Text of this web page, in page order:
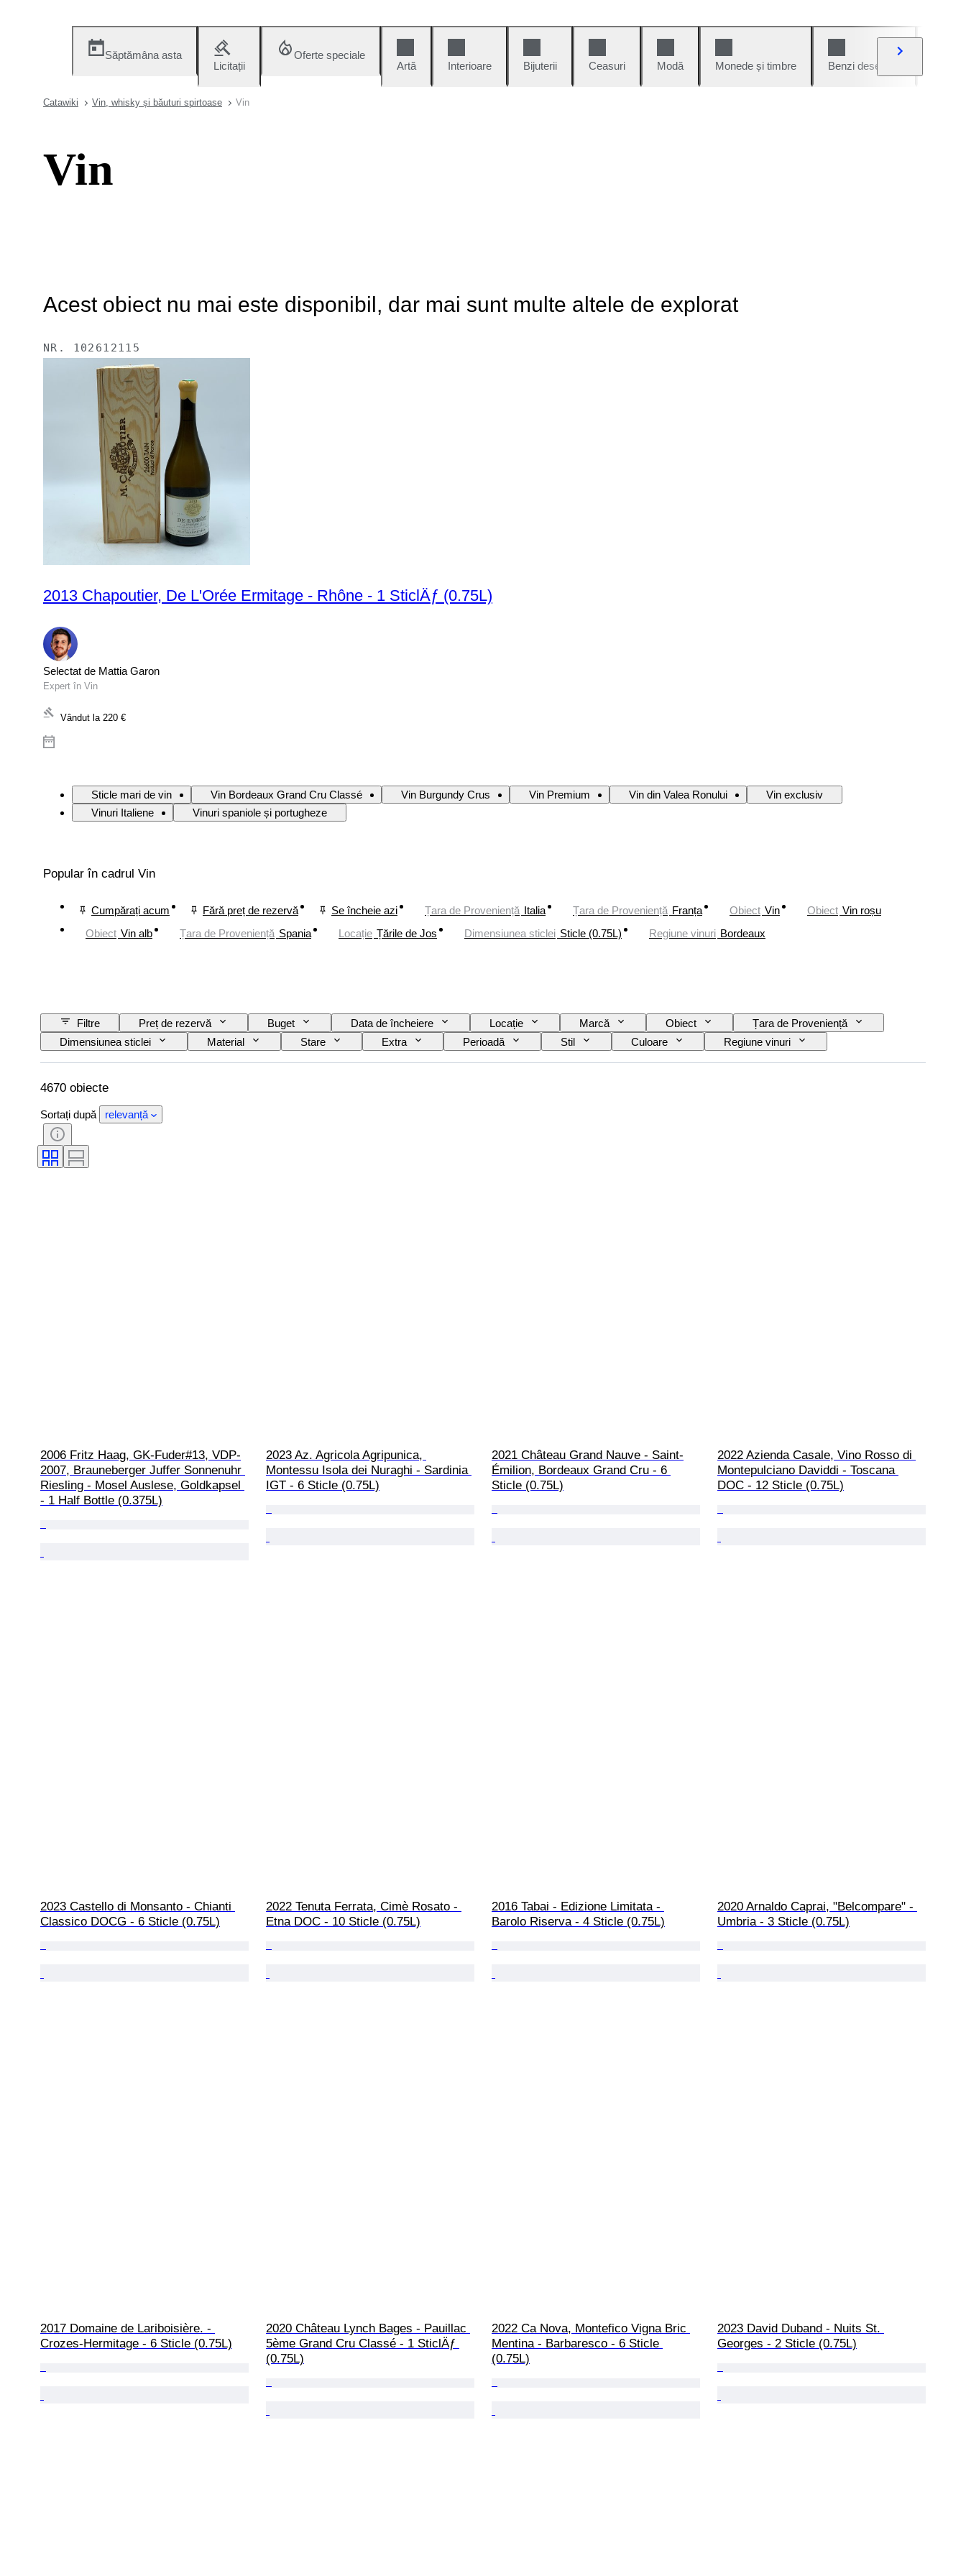
Săptămâna asta
Licitații
Oferte speciale
Artă
Interioare Bijuterii Ceasuri Modă Monede și timbre Benzi desenate
Catawiki Vin, whisky și băuturi spirtoase Vin
Vin
Acest obiect nu mai este disponibil, dar mai sunt multe altele de explorat
NR. 102612115
2013 Chapoutier, De L'Orée Ermitage - Rhône - 1 SticlÄƒ (0.75L)
Selectat de Mattia Garon
Expert în Vin
Vândut la 220 €
Sticle mari de vin Vin Bordeaux Grand Cru Classé Vin Burgundy Crus Vin Premium Vin din Valea Ronului
Vin exclusiv
Vinuri Italiene
Vinuri spaniole și portugheze
Popular în cadrul Vin
Cumpărați acum Fără preț de rezervă Se încheie azi Țara de Proveniență Italia Țara de Proveniență Franța Obiect Vin Obiect Vin roșu
Obiect Vin alb Țara de Proveniență Spania Locație Țările de Jos Dimensiunea sticlei Sticle (0.75L) Regiune vinuri Bordeaux
Filtre Preț de rezervă Buget Data de încheiere Locație Marcă Obiect
Țara de Proveniență
Dimensiunea sticlei
Material Stare Extra Perioadă Stil Culoare
Regiune vinuri
Denumirea/ Clasificarea Vinului
Wine Fill Level Clasificare vin Soiuri de struguri Eră
4670 obiecte
Sortați după relevanță
2006 Fritz Haag, GK-Fuder#13, VDP-
2007, Brauneberger Juffer Sonnenuhr
Riesling - Mosel Auslese, Goldkapsel
- 1 Half Bottle (0.375L)
2023 Az. Agricola Agripunica,
Montessu Isola dei Nuraghi - Sardinia
IGT - 6 Sticle (0.75L)
2021 Château Grand Nauve - Saint-
Émilion, Bordeaux Grand Cru - 6
Sticle (0.75L)
2022 Azienda Casale, Vino Rosso di
Montepulciano Daviddi - Toscana
DOC - 12 Sticle (0.75L)
2023 Castello di Monsanto - Chianti
Classico DOCG - 6 Sticle (0.75L)
2022 Tenuta Ferrata, Cimè Rosato -
Etna DOC - 10 Sticle (0.75L)
2016 Tabai - Edizione Limitata -
Barolo Riserva - 4 Sticle (0.75L)
2020 Arnaldo Caprai, "Belcompare" -
Umbria - 3 Sticle (0.75L)
2017 Domaine de Lariboisière. -
Crozes-Hermitage - 6 Sticle (0.75L)
2020 Château Lynch Bages - Pauillac
5ème Grand Cru Classé - 1 SticlÄƒ
(0.75L)
2022 Ca Nova, Montefico Vigna Bric
Mentina - Barbaresco - 6 Sticle
(0.75L)
2023 David Duband - Nuits St.
Georges - 2 Sticle (0.75L)